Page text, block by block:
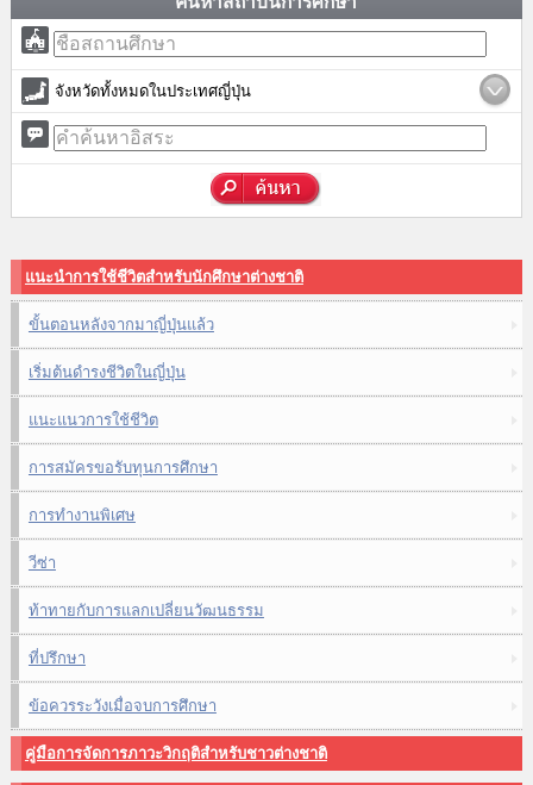
จังหวัดทั้งหมดในประเทศญี่ปุ่น
แนะนำการใช้ชีวิตสำหรับนักศึกษาต่างชาติ
ขั้นตอนหลังจากมาญี่ปุ่นแล้ว
เริ่มต้นดำรงชีวิตในญี่ปุ่น
แนะแนวการใช้ชีวิต
การสมัครขอรับทุนการศึกษา
การทำงานพิเศษ
วีซ่า
ท้าทายกับการแลกเปลี่ยนวัฒนธรรม
ที่ปรึกษา
ข้อควรระวังเมื่อจบการศึกษา
คู่มือการจัดการภาวะวิกฤติสำหรับชาวต่างชาติ